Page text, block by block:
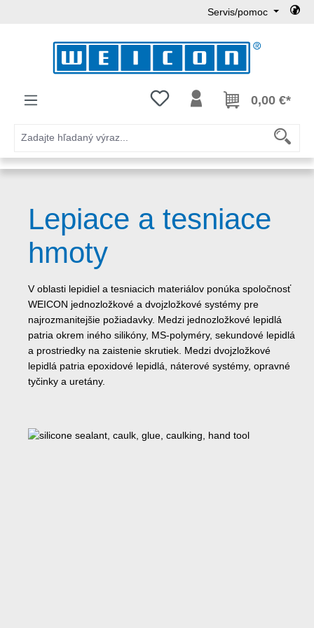
Servis/pomoc
Máte 0 položky zoznamu želaní
0,00 €*
Lepiace a tesniace
hmoty
V oblasti lepidiel a tesniacich materiálov ponúka spoločnosť
WEICON jednozložkové a dvojzložkové systémy pre
najrozmanitejšie požiadavky. Medzi jednozložkové lepidlá
patria okrem iného silikóny, MS-polyméry, sekundové lepidlá
a prostriedky na zaistenie skrutiek. Medzi dvojzložkové
lepidlá patria epoxidové lepidlá, náterové systémy, opravné
tyčinky a uretány.